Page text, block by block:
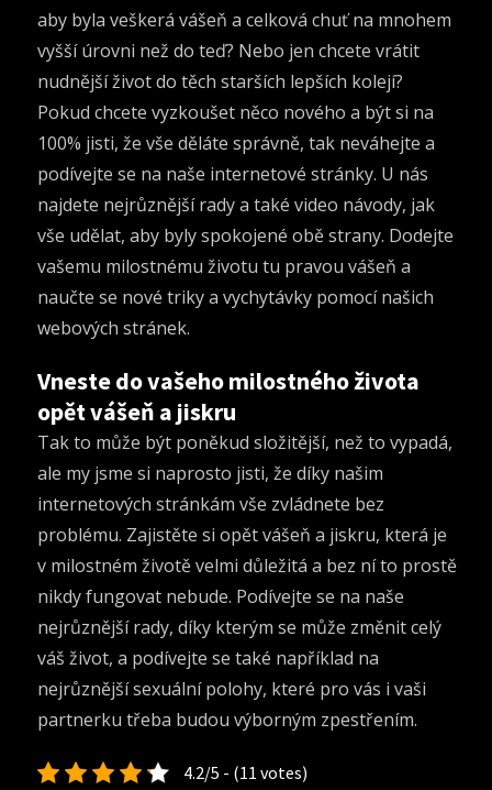
aby byla veškerá vášeň a celková chuť na mnohem
vyšší úrovni než do teď? Nebo jen chcete vrátit
nudnější život do těch starších lepších kolejí?
Pokud chcete vyzkoušet něco nového a být si na
100% jisti, že vše děláte správně, tak neváhejte a
podívejte se na naše internetové stránky. U nás
najdete nejrůznější rady a také video návody, jak
vše udělat, aby byly spokojené obě strany. Dodejte
vašemu milostnému životu tu pravou vášeň a
naučte se nové triky a vychytávky pomocí našich
webových stránek.
Vneste do vašeho milostného života
opět vášeň a jiskru
Tak to může být poněkud složitější, než to vypadá,
ale my jsme si naprosto jisti, že díky našim
internetových stránkám vše zvládnete bez
problému. Zajistěte si opět vášeň a jiskru, která je
v milostném životě velmi důležitá a bez ní to prostě
nikdy fungovat nebude. Podívejte se na naše
nejrůznější rady, díky kterým se může změnit celý
váš život, a podívejte se také například na
nejrůznější sexuální polohy, které pro vás i vaši
partnerku třeba budou výborným zpestřením.
4.2/5 - (11 votes)